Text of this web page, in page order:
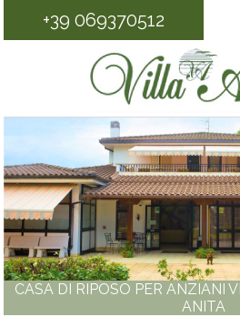
+39 069370512
CASA DI RIPOSO PER ANZIANI
ANITA